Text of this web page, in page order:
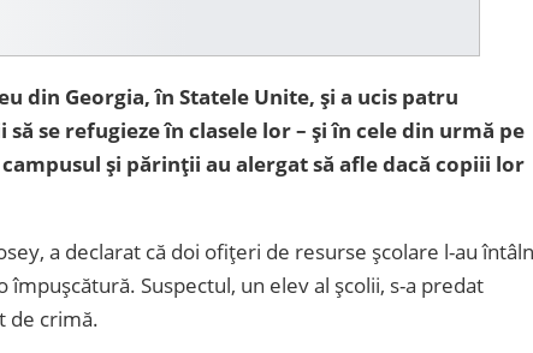
din Georgia, în Statele Unite, și a ucis patru
se refugieze în clasele lor – și în cele din urmă pe
și părinții au alergat să afle dacă copiii lor
a declarat că doi ofițeri de resurse școlare l-au
Suspectul, un elev al școlii, s-a predat
de crimă.